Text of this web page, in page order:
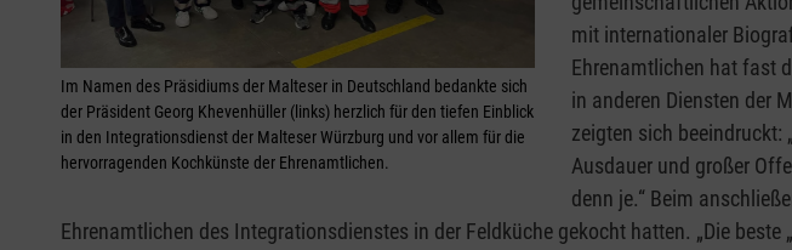
Im Namen des Präsidiums der Malteser in Deutschland bedankte sich
der Präsident Georg Khevenhüller (links) herzlich für den tiefen Einblick
in den Integrationsdienst der Malteser Würzburg und vor allem für die
hervorragenden Kochkünste der Ehrenamtlichen.
mit internationaler
Ehrenamtlichen hat fast
in anderen Diensten der
zeigten sich
Ausdauer und großer
denn je.“ Beim
Ehrenamtlichen des Integrationsdienstes in der Feldküche gekocht hatten. „Die